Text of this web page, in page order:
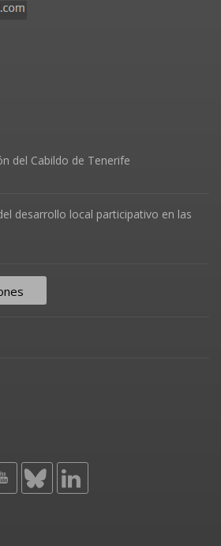
del Cabildo de Tenerife
desarrollo local participativo en las